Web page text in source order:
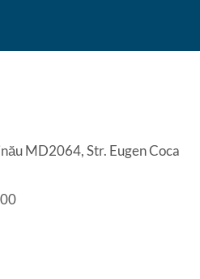
MD2064, Str. Eugen Coca